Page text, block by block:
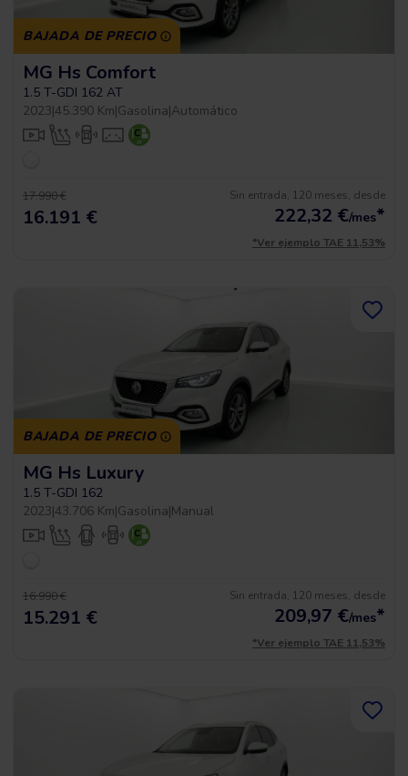
BAJADA DE PRECIO
MG Hs Comfort
1.5 T-GDI 162 AT
2023|45.390 Km|Gasolina|Automático
17.990 €
16.191 €
Sin entrada, 120 meses, desde
222,32 €/mes*
*Ver ejemplo TAE 11,53%
BAJADA DE PRECIO
MG Hs Luxury
1.5 T-GDI 162
2023|43.706 Km|Gasolina|Manual
16.990 €
15.291 €
Sin entrada, 120 meses, desde
209,97 €/mes*
*Ver ejemplo TAE 11,53%